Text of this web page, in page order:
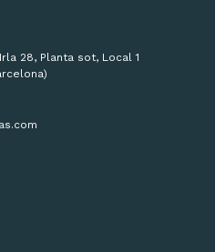
28, Planta sot, Local 1